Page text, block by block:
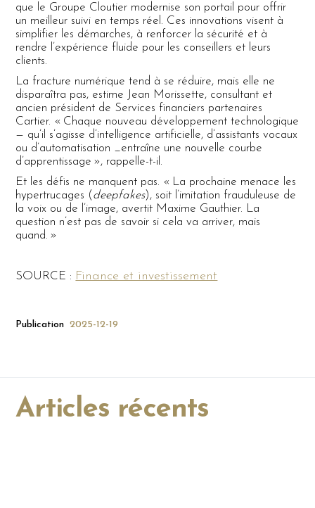
que le Groupe Cloutier modernise son portail pour offrir
un meilleur suivi en temps réel. Ces innovations visent à
simplifier les démarches, à renforcer la sécurité et à
rendre l’expérience fluide pour les conseillers et leurs
clients.
La fracture numérique tend à se réduire, mais elle ne
disparaîtra pas, estime Jean Morissette, consultant et
ancien président de Services financiers partenaires
Cartier. « Chaque nouveau développement technologique
— qu’il s’agisse d’intelligence artificielle, d’assistants vocaux
ou d’automatisation _entraîne une nouvelle courbe
d’apprentissage », rappelle-t-il.
Et les défis ne manquent pas. « La prochaine menace les
hypertrucages (deepfakes), soit l’imitation frauduleuse de
la voix ou de l’image, avertit Maxime Gauthier. La
question n’est pas de savoir si cela va arriver, mais
quand. »
SOURCE : Finance et investissement
Publication 2025-12-19
Articles récents